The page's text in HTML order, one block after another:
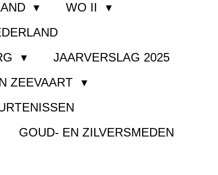
WO II
JAARVERSLAG 2025
ZEEVAART
GOUD- EN ZILVERSMEDEN